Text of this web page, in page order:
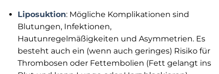
Liposuktion: Mögliche Komplikationen sind
Blutungen, Infektionen,
Hautunregelmäßigkeiten und Asymmetrien. Es
besteht auch ein (wenn auch geringes) Risiko für
Thrombosen oder Fettembolien (Fett gelangt ins